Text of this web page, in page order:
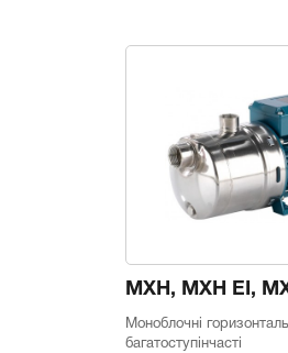
MXH, MXH EI,
Моноблочні
багатоступінчасті